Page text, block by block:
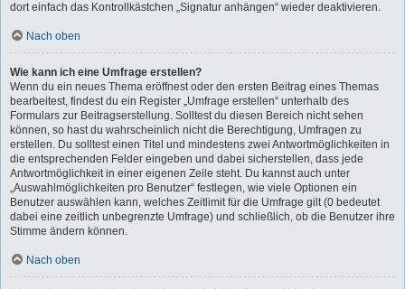
dort einfach das Kontrollkästchen „Signatur anhängen“ wieder deaktivieren.
Nach oben
Wie kann ich eine Umfrage erstellen?
Wenn du ein neues Thema eröffnest oder den ersten Beitrag eines Themas
bearbeitest, findest du ein Register „Umfrage erstellen“ unterhalb des
Formulars zur Beitragserstellung. Solltest du diesen Bereich nicht sehen
können, so hast du wahrscheinlich nicht die Berechtigung, Umfragen zu
erstellen. Du solltest einen Titel und mindestens zwei Antwortmöglichkeiten in
die entsprechenden Felder eingeben und dabei sicherstellen, dass jede
Antwortmöglichkeit in einer eigenen Zeile steht. Du kannst auch unter
„Auswahlmöglichkeiten pro Benutzer“ festlegen, wie viele Optionen ein
Benutzer auswählen kann, welches Zeitlimit für die Umfrage gilt (0 bedeutet
dabei eine zeitlich unbegrenzte Umfrage) und schließlich, ob die Benutzer ihre
Stimme ändern können.
Nach oben